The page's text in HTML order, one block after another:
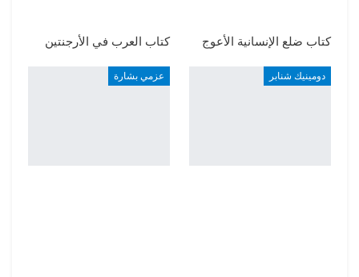
كتاب ضلع الإنسانية الأعوج كتاب العرب في الأرجنتين
دومينيك شنابر عزمي بشارة